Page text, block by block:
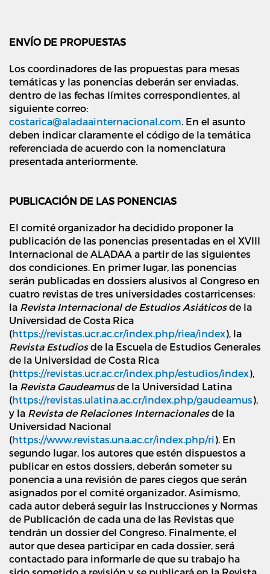
ENVÍO DE PROPUESTAS
Los coordinadores de las propuestas para mesas
temáticas y las ponencias deberán ser enviadas,
dentro de las fechas límites correspondientes, al
siguiente correo:
costarica@aladaainternacional.com. En el asunto
deben indicar claramente el código de la temática
referenciada de acuerdo con la nomenclatura
presentada anteriormente.
PUBLICACIÓN DE LAS PONENCIAS
El comité organizador ha decidido proponer la
publicación de las ponencias presentadas en el XVIII
Internacional de ALADAA a partir de las siguientes
dos condiciones. En primer lugar, las ponencias
serán publicadas en dossiers alusivos al Congreso en
cuatro revistas de tres universidades costarricenses:
la Revista Internacional de Estudios Asiáticosde la
Universidad de Costa Rica
(https://revistas.ucr.ac.cr/index.php/riea/index), la
Revista Estudiosde la Escuela de Estudios Generales
de la Universidad de Costa Rica
(https://revistas.ucr.ac.cr/index.php/estudios/index),
la Revista Gaudeamusde la Universidad Latina
(https://revistas.ulatina.ac.cr/index.php/gaudeamus),
y la Revista de Relaciones Internacionalesde la
Universidad Nacional
(https://www.revistas.una.ac.cr/index.php/ri). En
segundo lugar, los autores que estén dispuestos a
publicar en estos dossiers, deberán someter su
ponencia a una revisión de pares ciegos que serán
asignados por el comité organizador. Asimismo,
cada autor deberá seguir las Instrucciones y Normas
de Publicación de cada una de las Revistas que
tendrán un dossier del Congreso. Finalmente, el
autor que desea participar en cada dossier, será
contactado para informarle de que su trabajo ha